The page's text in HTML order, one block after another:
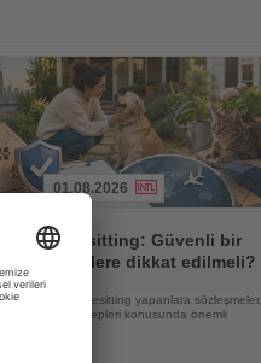
01.08.2026
housesitting: Güvenli bir
için nelere dikkat edilmeli?
NRW, housesitting yapanlara sözleşmeler,
tazminat talepleri konusunda önemli